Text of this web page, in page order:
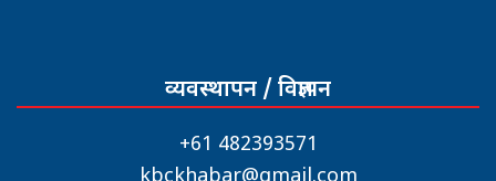
व्यवस्थापन / विज्ञापन
+61 482393571